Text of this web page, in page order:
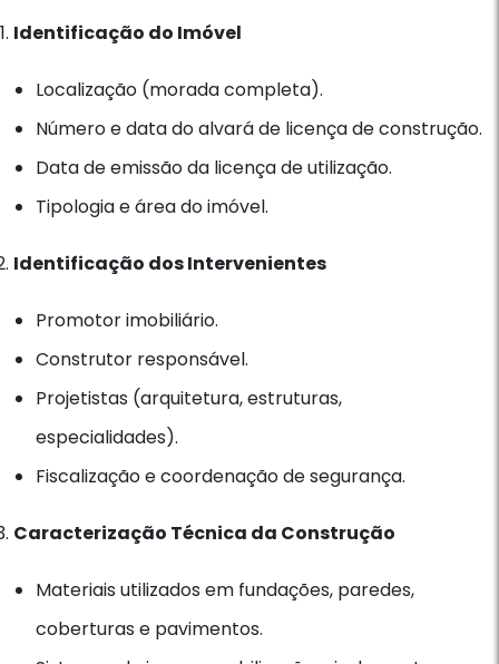
Identificação do Imóvel
Localização (morada completa).
Número e data do alvará de licença de construção.
Data de emissão da licença de utilização.
Tipologia e área do imóvel.
Identificação dos Intervenientes
Promotor imobiliário.
Construtor responsável.
Projetistas (arquitetura, estruturas,
especialidades).
Fiscalização e coordenação de segurança.
Caracterização Técnica da Construção
Materiais utilizados em fundações, paredes,
coberturas e pavimentos.